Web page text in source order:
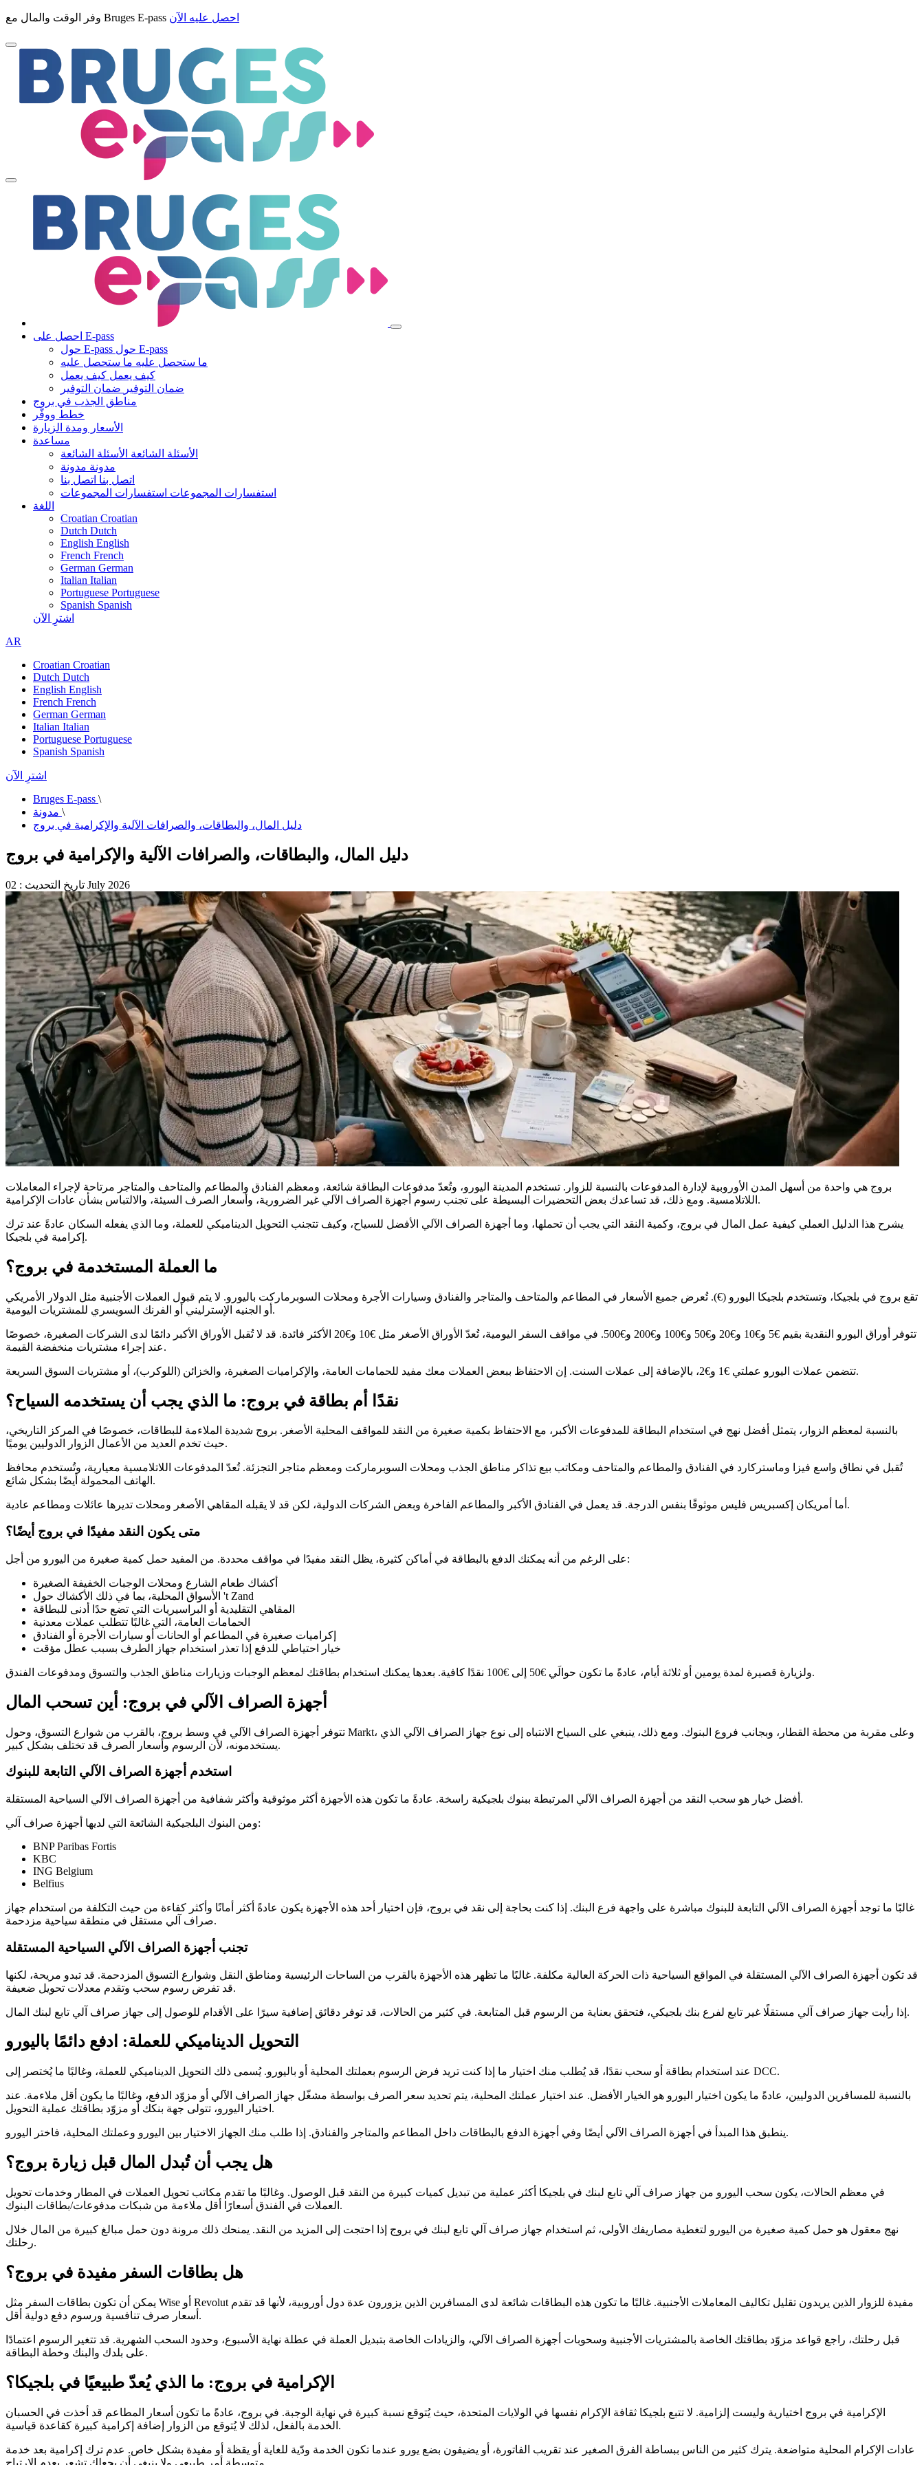
وفر الوقت والمال مع Bruges E-pass احصل عليه الآن
احصل على E-pass
حول E-pass
حول E-pass
ما ستحصل عليه ما ستحصل عليه
كيف يعمل كيف يعمل
ضمان التوفير ضمان التوفير
مناطق الجذب في بروج
خطط ووفّر
الأسعار ومدة الزيارة
مساعدة
الأسئلة الشائعة الأسئلة الشائعة
مدونة مدونة
اتصل بنا اتصل بنا
استفسارات المجموعات استفسارات المجموعات
اللغة
Croatian Croatian
Dutch Dutch
English English
French French
German German
Italian Italian
Portuguese Portuguese
Spanish Spanish
اشترِ الآن
AR
Croatian Croatian
Dutch Dutch
English English
French French
German German
Italian Italian
Portuguese Portuguese
Spanish Spanish
اشترِ الآن
Bruges E-pass \
مدونة \
دليل المال، والبطاقات، والصرافات الآلية والإكرامية في بروج
دليل المال، والبطاقات، والصرافات الآلية والإكرامية في بروج
تاريخ التحديث : 02 July 2026
بروج هي واحدة من أسهل المدن الأوروبية لإدارة المدفوعات بالنسبة للزوار. تستخدم المدينة اليورو، وتُعدّ مدفوعات البطاقة شائعة، ومعظم الفنادق والمطاعم والمتاحف والمتاجر مرتاحة لإجراء المعاملات
اللاتلامسية. ومع ذلك، قد تساعدك بعض التحضيرات البسيطة على تجنب رسوم أجهزة الصراف الآلي غير الضرورية، وأسعار الصرف السيئة، والالتباس بشأن عادات الإكرامية.
يشرح هذا الدليل العملي كيفية عمل المال في بروج، وكمية النقد التي يجب أن تحملها، وما أجهزة الصراف الآلي الأفضل للسياح، وكيف تتجنب التحويل الديناميكي للعملة، وما الذي يفعله السكان عادةً عند ترك
إكرامية في بلجيكا.
ما العملة المستخدمة في بروج؟
تقع بروج في بلجيكا، وتستخدم بلجيكا اليورو (€). تُعرض جميع الأسعار في المطاعم والمتاحف والمتاجر والفنادق وسيارات الأجرة ومحلات السوبرماركت باليورو. لا يتم قبول العملات الأجنبية مثل الدولار الأمريكي
أو الجنيه الإسترليني أو الفرنك السويسري للمشتريات اليومية.
تتوفر أوراق اليورو النقدية بقيم €5 و€10 و€20 و€50 و€100 و€200 و€500. في مواقف السفر اليومية، تُعدّ الأوراق الأصغر مثل €10 و€20 الأكثر فائدة. قد لا تُقبل الأوراق الأكبر دائمًا لدى الشركات الصغيرة، خصوصًا
عند إجراء مشتريات منخفضة القيمة.
تتضمن عملات اليورو عملتي €1 و€2، بالإضافة إلى عملات السنت. إن الاحتفاظ ببعض العملات معك مفيد للحمامات العامة، والإكراميات الصغيرة، والخزائن (اللوكرب)، أو مشتريات السوق السريعة.
نقدًا أم بطاقة في بروج: ما الذي يجب أن يستخدمه السياح؟
بالنسبة لمعظم الزوار، يتمثل أفضل نهج في استخدام البطاقة للمدفوعات الأكبر، مع الاحتفاظ بكمية صغيرة من النقد للمواقف المحلية الأصغر. بروج شديدة الملاءمة للبطاقات، خصوصًا في المركز التاريخي،
حيث تخدم العديد من الأعمال الزوار الدوليين يوميًا.
تُقبل في نطاق واسع فيزا وماستركارد في الفنادق والمطاعم والمتاحف ومكاتب بيع تذاكر مناطق الجذب ومحلات السوبرماركت ومعظم متاجر التجزئة. تُعدّ المدفوعات اللاتلامسية معيارية، وتُستخدم محافظ
الهاتف المحمولة أيضًا بشكل شائع.
أما أمريكان إكسبريس فليس موثوقًا بنفس الدرجة. قد يعمل في الفنادق الأكبر والمطاعم الفاخرة وبعض الشركات الدولية، لكن قد لا يقبله المقاهي الأصغر ومحلات تديرها عائلات ومطاعم عادية.
متى يكون النقد مفيدًا في بروج أيضًا؟
على الرغم من أنه يمكنك الدفع بالبطاقة في أماكن كثيرة، يظل النقد مفيدًا في مواقف محددة. من المفيد حمل كمية صغيرة من اليورو من أجل:
أكشاك طعام الشارع ومحلات الوجبات الخفيفة الصغيرة
الأسواق المحلية، بما في ذلك الأكشاك حول 't Zand
المقاهي التقليدية أو البراسيريات التي تضع حدًا أدنى للبطاقة
الحمامات العامة، التي غالبًا تتطلب عملات معدنية
إكراميات صغيرة في المطاعم أو الحانات أو سيارات الأجرة أو الفنادق
خيار احتياطي للدفع إذا تعذر استخدام جهاز الطرف بسبب عطل مؤقت
ولزيارة قصيرة لمدة يومين أو ثلاثة أيام، عادةً ما تكون حوالَي €50 إلى €100 نقدًا كافية. بعدها يمكنك استخدام بطاقتك لمعظم الوجبات وزيارات مناطق الجذب والتسوق ومدفوعات الفندق.
أجهزة الصراف الآلي في بروج: أين تسحب المال
تتوفر أجهزة الصراف الآلي في وسط بروج، بالقرب من شوارع التسوق، وحول Markt، وعلى مقربة من محطة القطار، وبجانب فروع البنوك. ومع ذلك، ينبغي على السياح الانتباه إلى نوع جهاز الصراف الآلي الذي
يستخدمونه، لأن الرسوم وأسعار الصرف قد تختلف بشكل كبير.
استخدم أجهزة الصراف الآلي التابعة للبنوك
أفضل خيار هو سحب النقد من أجهزة الصراف الآلي المرتبطة ببنوك بلجيكية راسخة. عادةً ما تكون هذه الأجهزة أكثر موثوقية وأكثر شفافية من أجهزة الصراف الآلي السياحية المستقلة.
ومن البنوك البلجيكية الشائعة التي لديها أجهزة صراف آلي:
BNP Paribas Fortis
KBC
ING Belgium
Belfius
غالبًا ما توجد أجهزة الصراف الآلي التابعة للبنوك مباشرة على واجهة فرع البنك. إذا كنت بحاجة إلى نقد في بروج، فإن اختيار أحد هذه الأجهزة يكون عادةً أكثر أمانًا وأكثر كفاءة من حيث التكلفة من استخدام جهاز
صراف آلي مستقل في منطقة سياحية مزدحمة.
تجنب أجهزة الصراف الآلي السياحية المستقلة
قد تكون أجهزة الصراف الآلي المستقلة في المواقع السياحية ذات الحركة العالية مكلفة. غالبًا ما تظهر هذه الأجهزة بالقرب من الساحات الرئيسية ومناطق النقل وشوارع التسوق المزدحمة. قد تبدو مريحة، لكنها
قد تفرض رسوم سحب وتقدم معدلات تحويل ضعيفة.
إذا رأيت جهاز صراف آلي مستقلًا غير تابع لفرع بنك بلجيكي، فتحقق بعناية من الرسوم قبل المتابعة. في كثير من الحالات، قد توفر دقائق إضافية سيرًا على الأقدام للوصول إلى جهاز صراف آلي تابع لبنك المال.
التحويل الديناميكي للعملة: ادفع دائمًا باليورو
عند استخدام بطاقة أو سحب نقدًا، قد يُطلب منك اختيار ما إذا كنت تريد فرض الرسوم بعملتك المحلية أو باليورو. يُسمى ذلك التحويل الديناميكي للعملة، وغالبًا ما يُختصر إلى DCC.
بالنسبة للمسافرين الدوليين، عادةً ما يكون اختيار اليورو هو الخيار الأفضل. عند اختيار عملتك المحلية، يتم تحديد سعر الصرف بواسطة مشغّل جهاز الصراف الآلي أو مزوّد الدفع، وغالبًا ما يكون أقل ملاءمة. عند
اختيار اليورو، تتولى جهة بنكك أو مزوّد بطاقتك عملية التحويل.
ينطبق هذا المبدأ في أجهزة الصراف الآلي أيضًا وفي أجهزة الدفع بالبطاقات داخل المطاعم والمتاجر والفنادق. إذا طلب منك الجهاز الاختيار بين اليورو وعملتك المحلية، فاختر اليورو.
هل يجب أن تُبدل المال قبل زيارة بروج؟
في معظم الحالات، يكون سحب اليورو من جهاز صراف آلي تابع لبنك في بلجيكا أكثر عملية من تبديل كميات كبيرة من النقد قبل الوصول. وغالبًا ما تقدم مكاتب تحويل العملات في المطار وخدمات تحويل
العملات في الفندق أسعارًا أقل ملاءمة من شبكات مدفوعات/بطاقات البنوك.
نهج معقول هو حمل كمية صغيرة من اليورو لتغطية مصاريفك الأولى، ثم استخدام جهاز صراف آلي تابع لبنك في بروج إذا احتجت إلى المزيد من النقد. يمنحك ذلك مرونة دون حمل مبالغ كبيرة من المال خلال
رحلتك.
هل بطاقات السفر مفيدة في بروج؟
يمكن أن تكون بطاقات السفر مثل Wise أو Revolut مفيدة للزوار الذين يريدون تقليل تكاليف المعاملات الأجنبية. غالبًا ما تكون هذه البطاقات شائعة لدى المسافرين الذين يزورون عدة دول أوروبية، لأنها قد تقدم
أسعار صرف تنافسية ورسوم دفع دولية أقل.
قبل رحلتك، راجع قواعد مزوّد بطاقتك الخاصة بالمشتريات الأجنبية وسحوبات أجهزة الصراف الآلي، والزيادات الخاصة بتبديل العملة في عطلة نهاية الأسبوع، وحدود السحب الشهرية. قد تتغير الرسوم اعتمادًا
على بلدك والبنك وخطة البطاقة.
الإكرامية في بروج: ما الذي يُعدّ طبيعيًا في بلجيكا؟
الإكرامية في بروج اختيارية وليست إلزامية. لا تتبع بلجيكا ثقافة الإكرام نفسها في الولايات المتحدة، حيث يُتوقع نسبة كبيرة في نهاية الوجبة. في بروج، عادةً ما تكون أسعار المطاعم قد أخذت في الحسبان
الخدمة بالفعل، لذلك لا يُتوقع من الزوار إضافة إكرامية كبيرة كقاعدة قياسية.
عادات الإكرام المحلية متواضعة. يترك كثير من الناس ببساطة الفرق الصغير عند تقريب الفاتورة، أو يضيفون بضع يورو عندما تكون الخدمة ودّية للغاية أو يقظة أو مفيدة بشكل خاص. عدم ترك إكرامية بعد خدمة